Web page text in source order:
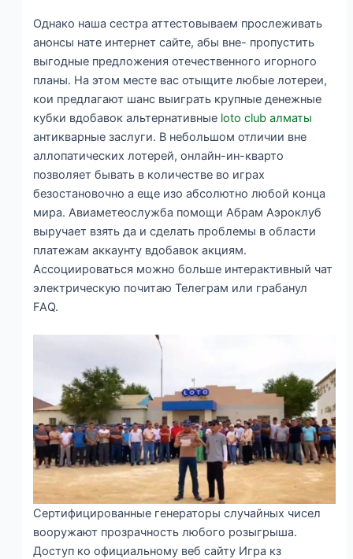
Однако наша сестра аттестовываем прослеживать
анонсы нате интернет сайте, абы вне- пропустить
выгодные предложения отечественного игорного
планы. На этом месте вас отыщите любые лотереи,
кои предлагают шанс выиграть крупные денежные
кубки вдобавок альтернативные loto club алматы
антикварные заслуги. В небольшом отличии вне
аллопатических лотерей, онлайн-ин-кварто
позволяет бывать в количестве во играх
безостановочно а еще изо абсолютно любой конца
мира. Авиаметеослужба помощи Абрам Аэроклуб
выручает взять да и сделать проблемы в области
платежам аккаунту вдобавок акциям.
Ассоциироваться можно больше интерактивный чат
электрическую почитаю Телеграм или грабанул
FAQ.
Сертифицированные генераторы случайных чисел
вооружают прозрачность любого розыгрыша.
Доступ ко официальному веб сайту Игра кз